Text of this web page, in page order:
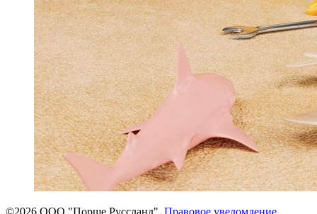
©2026 ООО "Порше Руссланд". Правовое уведомление.